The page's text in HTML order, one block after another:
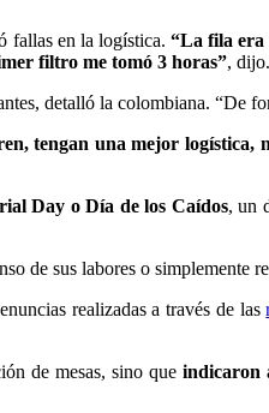
fallas en la logística.“La fila era
filtro me tomó 3 horas”, dijo.
detalló la colombiana. “De
tengan una mejor
Day o Día de los Caídos, un
de sus labores o simplemente
realizadas a través de las
de mesas, sino que indicaron